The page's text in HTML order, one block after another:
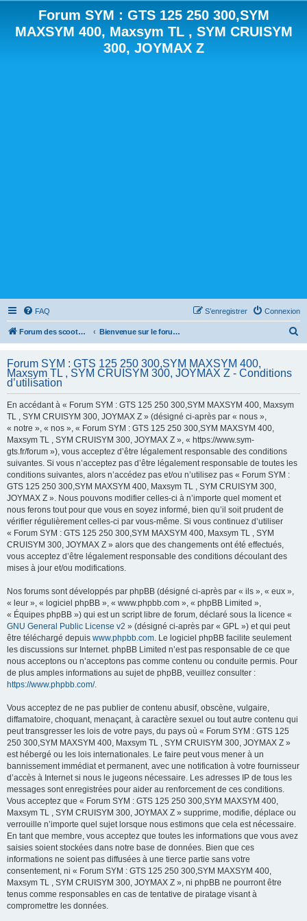
Forum SYM : GTS 125 250 300,SYM
MAXSYM 400, Maxsym TL , SYM CRUISYM
300, JOYMAX Z
FAQ Connexion
S’enregistrer
Forum des scooters SYM - GTS -MAXSYM - CRUISYM - JOYMAX - Maxsym TL Bienvenue sur le forum des scooters de la gamme SYM
e
Forum SYM : GTS 125 250 300,SYM MAXSYM 400,
Maxsym TL , SYM CRUISYM 300, JOYMAX Z - Conditions
d’utilisation
En accédant à « Forum SYM : GTS 125 250 300,SYM MAXSYM 400, Maxsym
TL , SYM CRUISYM 300, JOYMAX Z » (désigné ci-après par « nous »,
« notre », « nos », « Forum SYM : GTS 125 250 300,SYM MAXSYM 400,
Maxsym TL , SYM CRUISYM 300, JOYMAX Z », « https://www.sym-
gts.fr/forum »), vous acceptez d’être légalement responsable des conditions
suivantes. Si vous n’acceptez pas d’être légalement responsable de toutes les
conditions suivantes, alors n’accédez pas et/ou n’utilisez pas « Forum SYM :
GTS 125 250 300,SYM MAXSYM 400, Maxsym TL , SYM CRUISYM 300,
JOYMAX Z ». Nous pouvons modifier celles-ci à n’importe quel moment et
nous ferons tout pour que vous en soyez informé, bien qu’il soit prudent de
vérifier régulièrement celles-ci par vous-même. Si vous continuez d’utiliser
« Forum SYM : GTS 125 250 300,SYM MAXSYM 400, Maxsym TL , SYM
CRUISYM 300, JOYMAX Z » alors que des changements ont été effectués,
vous acceptez d’être légalement responsable des conditions découlant des
mises à jour et/ou modifications.
Nos forums sont développés par phpBB (désigné ci-après par « ils », « eux »,
« leur », « logiciel phpBB », « www.phpbb.com », « phpBB Limited »,
« Équipes phpBB ») qui est un script libre de forum, déclaré sous la licence «
GNU General Public License v2 » (désigné ci-après par « GPL ») et qui peut
être téléchargé depuis www.phpbb.com. Le logiciel phpBB facilite seulement
les discussions sur Internet. phpBB Limited n’est pas responsable de ce que
nous acceptons ou n’acceptons pas comme contenu ou conduite permis. Pour
de plus amples informations au sujet de phpBB, veuillez consulter :
https://www.phpbb.com/.
Vous acceptez de ne pas publier de contenu abusif, obscène, vulgaire,
diffamatoire, choquant, menaçant, à caractère sexuel ou tout autre contenu qui
peut transgresser les lois de votre pays, du pays où « Forum SYM : GTS 125
250 300,SYM MAXSYM 400, Maxsym TL , SYM CRUISYM 300, JOYMAX Z »
est hébergé ou les lois internationales. Le faire peut vous mener à un
bannissement immédiat et permanent, avec une notification à votre fournisseur
d’accès à Internet si nous le jugeons nécessaire. Les adresses IP de tous les
messages sont enregistrées pour aider au renforcement de ces conditions.
Vous acceptez que « Forum SYM : GTS 125 250 300,SYM MAXSYM 400,
Maxsym TL , SYM CRUISYM 300, JOYMAX Z » supprime, modifie, déplace ou
verrouille n’importe quel sujet lorsque nous estimons que cela est nécessaire.
En tant que membre, vous acceptez que toutes les informations que vous avez
saisies soient stockées dans notre base de données. Bien que ces
informations ne soient pas diffusées à une tierce partie sans votre
consentement, ni « Forum SYM : GTS 125 250 300,SYM MAXSYM 400,
Maxsym TL , SYM CRUISYM 300, JOYMAX Z », ni phpBB ne pourront être
tenus comme responsables en cas de tentative de piratage visant à
compromettre les données.